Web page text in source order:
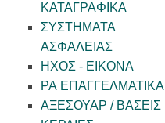
KATAΓΡΑΦΙΚΑ
ΣΥΣΤΗΜΑΤΑ
ΑΣΦΑΛΕΙΑΣ
ΗΧΟΣ - ΕΙΚΟΝΑ
PA ΕΠΑΓΓΕΛΜΑΤΙΚΑ
ΑΞΕΣΟΥΑΡ / ΒΑΣΕΙΣ